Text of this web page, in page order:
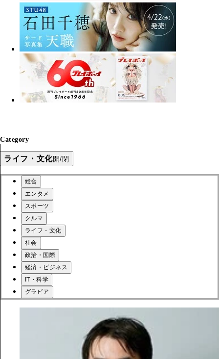
Category
ライフ・文化開/閉
総合
エンタメ
スポーツ
クルマ
ライフ・文化
社会
政治・国際
経済・ビジネス
IT・科学
グラビア